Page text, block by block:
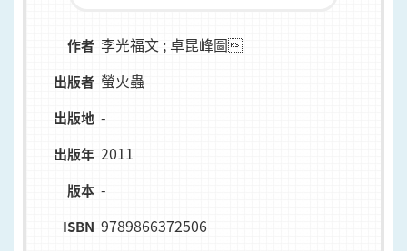
作者 李光福文 ; 卓昆峰圖
出版者 螢火蟲
出版地 -
出版年 2011
版本 -
ISBN 9789866372506